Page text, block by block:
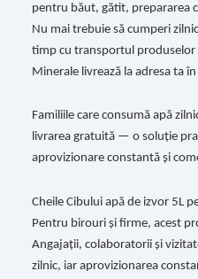
pentru băut, gătit, prepararea
Nu mai trebuie să cumperi
timp cu transportul produselor
Minerale livrează la adresa ta
Familiile care consumă apă
livrarea gratuită — o soluție
aprovizionare constantă și
Cheile Cibului apă de izvor 5L
Pentru birouri și firme, acest
Angajații, colaboratorii și
zilnic, iar aprovizionarea